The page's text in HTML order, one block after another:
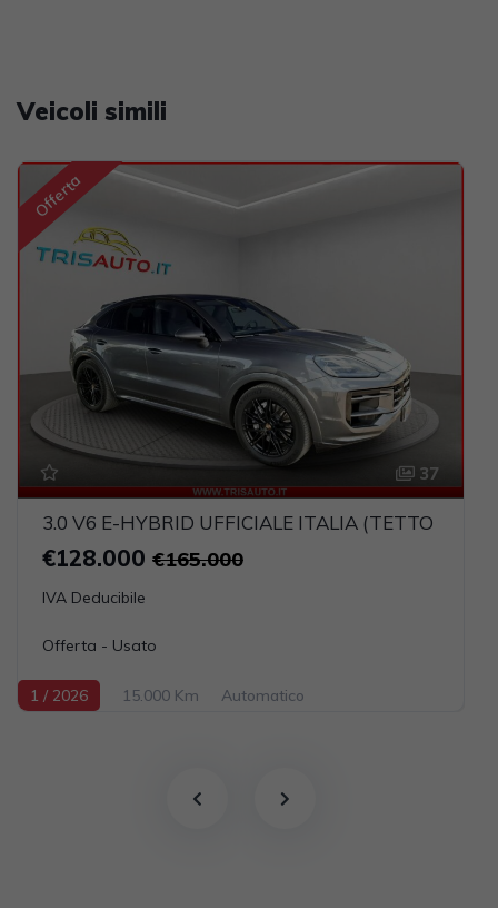
Veicoli simili
Offerta
37
3.0 V6 E-HYBRID UFFICIALE ITALIA (TETTO
€128.000 €165.000
IVA Deducibile
Offerta - Usato
1 / 2026 15.000 Km
Automatico